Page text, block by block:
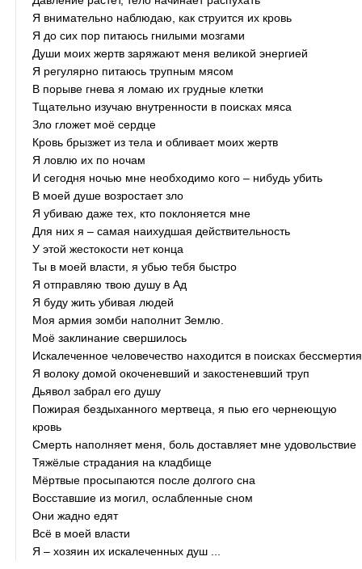
Я внимательно наблюдаю, как струится их кровь
Я до сих пор питаюсь гнилыми мозгами
Души моих жертв заряжают меня великой энергией
Я регулярно питаюсь трупным мясом
В порыве гнева я ломаю их грудные клетки
Тщательно изучаю внутренности в поисках мяса
Зло гложет моё сердце
Кровь брызжет из тела и обливает моих жертв
Я ловлю их по ночам
И сегодня ночью мне необходимо кого – нибудь убить
В моей душе возростает зло
Я убиваю даже тех, кто поклоняется мне
Для них я – самая наихудшая действительность
У этой жестокости нет конца
Ты в моей власти, я убью тебя быстро
Я отправляю твою душу в Ад
Я буду жить убивая людей
Моя армия зомби наполнит Землю.
Моё заклинание свершилось
Искалеченное человечество находится в поисках бессмертия
Я волоку домой окоченевший и закостеневший труп
Дьявол забрал его душу
Пожирая бездыханного мертвеца, я пью его чернеющую
кровь
Смерть наполняет меня, боль доставляет мне удовольствие
Тяжёлые страдания на кладбище
Мёртвые просыпаются после долгого сна
Восставшие из могил, ослабленные сном
Они жадно едят
Всё в моей власти
Я – хозяин их искалеченных душ ...